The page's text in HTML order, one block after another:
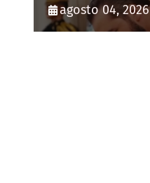
agosto 04, 2026